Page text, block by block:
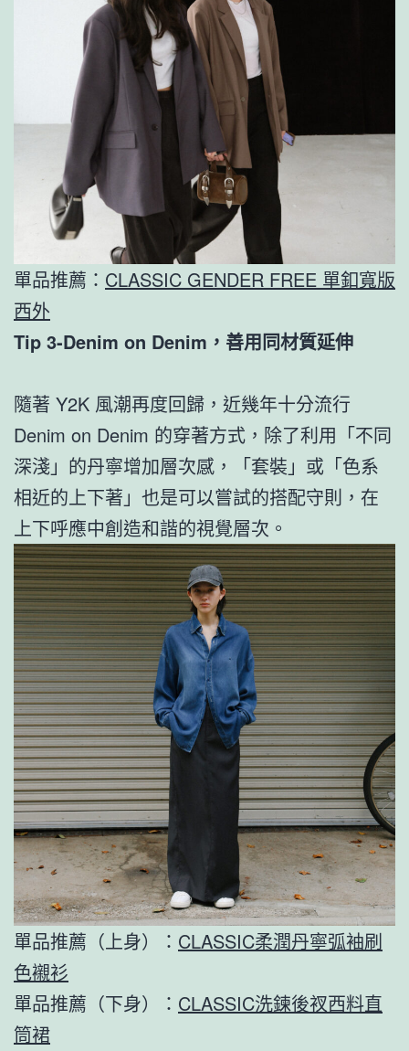
單品推薦： CLASSIC GENDER FREE 單釦寬版
西外
Tip 3-Denim on Denim，善用同材質延伸
隨著 Y2K 風潮再度回歸，近幾年十分流行
Denim on Denim 的穿著方式，除了利用「不同
深淺」的丹寧增加層次感，「套裝」或「色系
相近的上下著」也是可以嘗試的搭配守則，在
上下呼應中創造和諧的視覺層次。
單品推薦（上身）： CLASSIC柔潤丹寧弧袖刷
色襯衫
單品推薦（下身）： CLASSIC洗鍊後衩西料直
筒裙